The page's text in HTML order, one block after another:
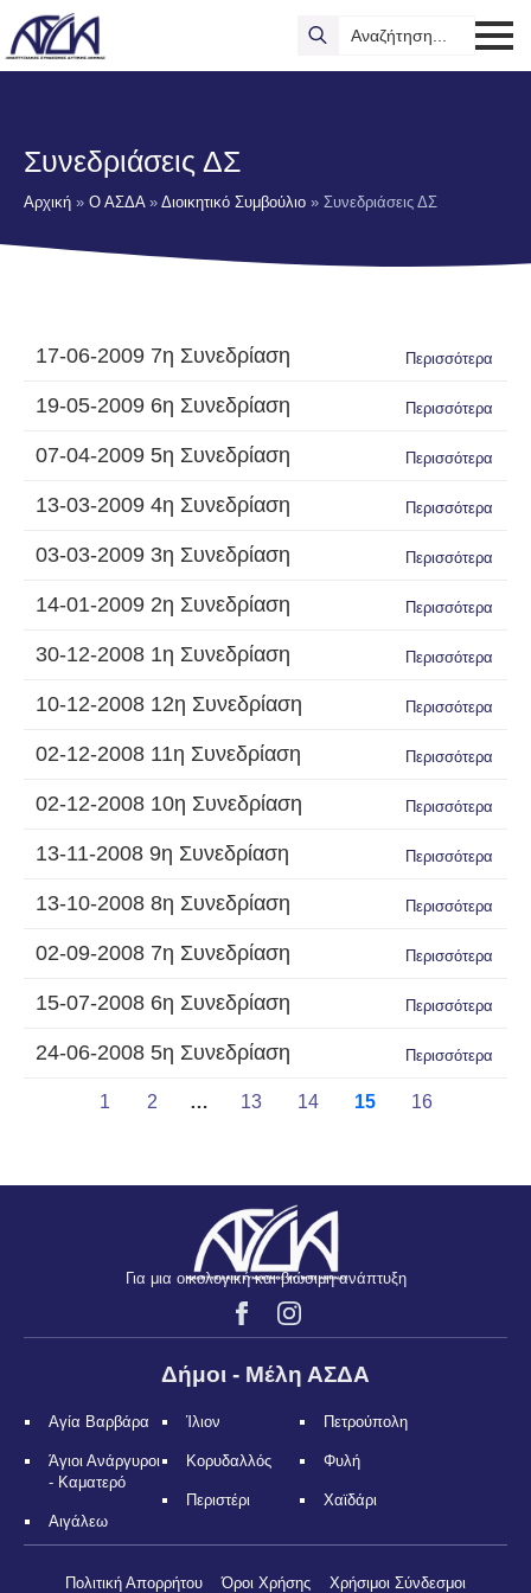
Search
Συνεδριάσεις ΔΣ
Αρχική » Ο ΑΣΔΑ » Διοικητικό Συμβούλιο » Συνεδριάσεις ΔΣ
17-06-2009 7η Συνεδρίαση Περισσότερα
19-05-2009 6η Συνεδρίαση Περισσότερα
07-04-2009 5η Συνεδρίαση Περισσότερα
13-03-2009 4η Συνεδρίαση Περισσότερα
03-03-2009 3η Συνεδρίαση Περισσότερα
14-01-2009 2η Συνεδρίαση Περισσότερα
30-12-2008 1η Συνεδρίαση Περισσότερα
10-12-2008 12η Συνεδρίαση Περισσότερα
02-12-2008 11η Συνεδρίαση Περισσότερα
02-12-2008 10η Συνεδρίαση Περισσότερα
13-11-2008 9η Συνεδρίαση Περισσότερα
13-10-2008 8η Συνεδρίαση Περισσότερα
02-09-2008 7η Συνεδρίαση Περισσότερα
15-07-2008 6η Συνεδρίαση Περισσότερα
24-06-2008 5η Συνεδρίαση Περισσότερα
1 2 … 13 14 15 16
Για μια οικολογική και βιώσιμη ανάπτυξη
Δήμοι - Μέλη ΑΣΔΑ
Αγία Βαρβάρα
Άγιοι Ανάργυροι
- Καματερό
Αιγάλεω
Ίλιον
Κορυδαλλός
Περιστέρι
Πετρούπολη
Φυλή
Χαϊδάρι
Πολιτική Απορρήτου Όροι Χρήσης Χρήσιμοι Σύνδεσμοι